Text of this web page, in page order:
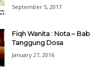
September 5, 2017
Fiqh Wanita : Nota – Bab
Tanggung Dosa
January 27, 2016